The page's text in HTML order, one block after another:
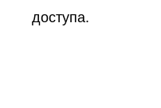
доступа.